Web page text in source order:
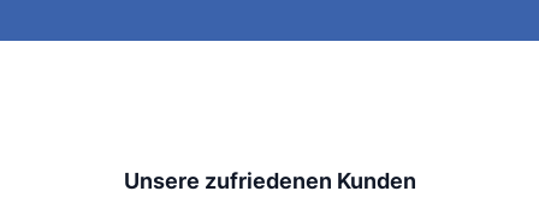
Unsere zufriedenen Kunden